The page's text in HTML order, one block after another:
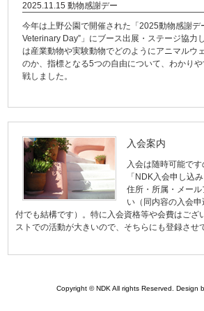
2025.11.15 動物感謝デー
今年は上野公園で開催された「2025動物感謝デ
Veterinary Day” 」にブース出展・ステージ協力
は産業動物や実験動物でどのようにアニマルウ
のか、指標となる5つの自由について、わかり
戦しました。
入会案内
入会は随時可能です
「NDK入会申し込
住所・所属・メー
い（同内容の入会申
付でも結構です）。特に入会資格等や会費はござ
ストでの活動が大きいので、そちらにも登録させ
Copyright © NDK All rights Reserved. Design